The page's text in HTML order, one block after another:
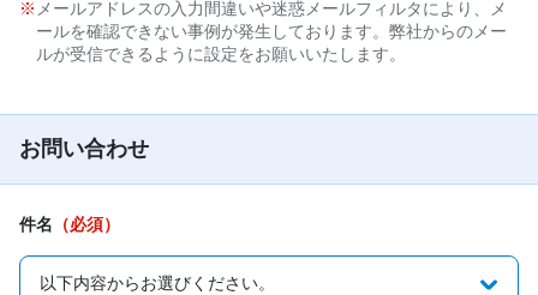
メールアドレスの入力間違いや迷惑メールフィルタにより、メ
ールを確認できない事例が発生しております。弊社からのメー
ルが受信できるように設定をお願いいたします。
お問い合わせ
件名 （必須）